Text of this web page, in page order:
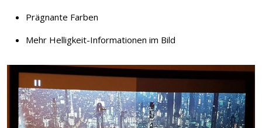
Prägnante Farben
Mehr Helligkeit-Informationen im Bild